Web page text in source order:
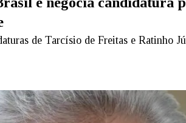
de Tarcísio de Freitas e Ratinho